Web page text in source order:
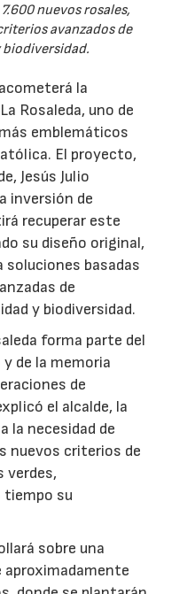
nuevos rosales,
avanzados de
la
Rosaleda, uno de
emblemáticos
El proyecto,
Jesús Julio
inversión de
recuperar este
su diseño original,
soluciones basadas
de
y biodiversidad.
forma parte del
de la memoria
de
el alcalde, la
la necesidad de
nuevos criterios de
verdes,
tiempo su
sobre una
aproximadamente